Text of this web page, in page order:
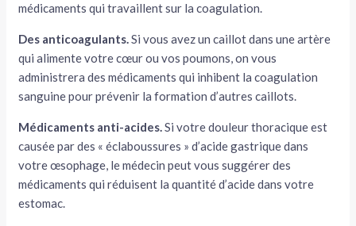
médicaments qui travaillent sur la coagulation.
Des anticoagulants.Si vous avez un caillot dans une artère
qui alimente votre cœur ou vos poumons, on vous
administrera des médicaments qui inhibent la coagulation
sanguine pour prévenir la formation d’autres caillots.
Médicaments anti-acides.Si votre douleur thoracique est
causée par des « éclaboussures » d’acide gastrique dans
votre œsophage, le médecin peut vous suggérer des
médicaments qui réduisent la quantité d’acide dans votre
estomac.